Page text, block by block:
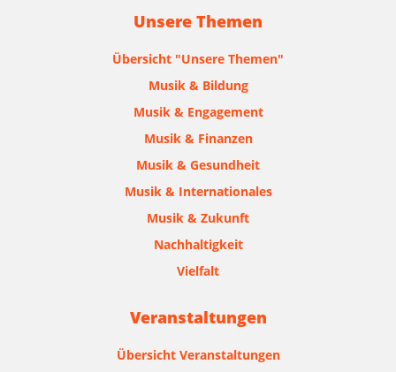
Unsere Themen
Übersicht "Unsere Themen"
Musik & Bildung
Musik & Engagement
Musik & Finanzen
Musik & Gesundheit
Musik & Internationales
Musik & Zukunft
Nachhaltigkeit
Vielfalt
Veranstaltungen
Übersicht Veranstaltungen